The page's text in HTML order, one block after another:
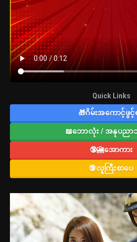
Quick Links
🎁ဂိမ်းအကောင့်ဖွင့်
📖ဘောလုံး / အနုပည
🔞🎦အောကား
🔞လူကြီးစာပေ